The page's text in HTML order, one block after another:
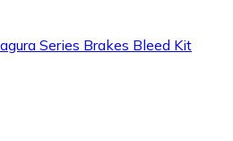
Series Brakes Bleed Kit